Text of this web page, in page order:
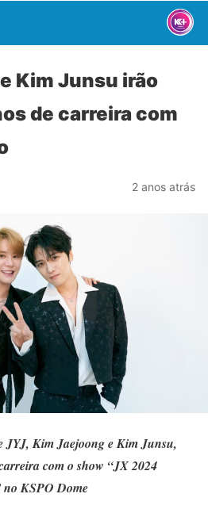
Kim Junsu irão
de carreira com
2 anos atrás
JYJ, Kim Jaejoong e Kim Junsu,
com o show “JX 2024
KSPO Dome